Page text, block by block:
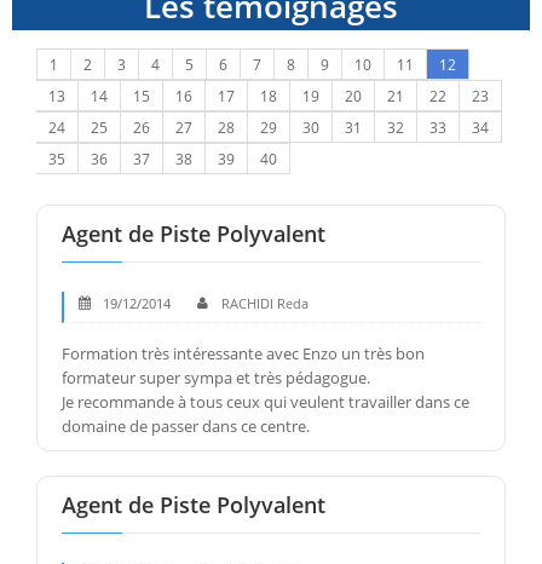
1 2 3 4 5 6 7 8 9 10 11
12
13
14 15 16 17 18 19 20 21 22
23
24
25 26 27 28 29 30 31 32 33
34
35
36 37 38 39 40
Agent de Piste Polyvalent
19/12/2014 RACHIDI Reda
Formation très intéressante avec Enzo un très bon
formateur super sympa et très pédagogue.
Je recommande à tous ceux qui veulent travailler dans ce
domaine de passer dans ce centre.
Agent de Piste Polyvalent